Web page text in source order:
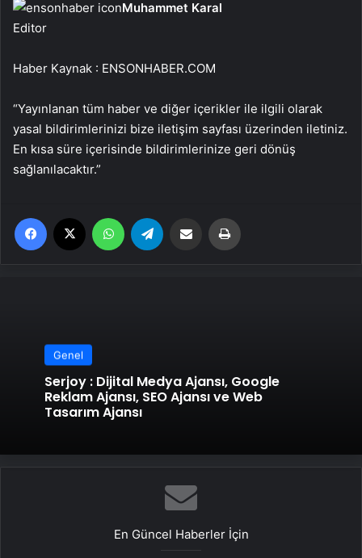
Muhammet Karal
Editor
Haber Kaynak : ENSONHABER.COM
“Yayınlanan tüm haber ve diğer içerikler ile ilgili olarak
yasal bildirimlerinizi bize iletişim sayfası üzerinden iletiniz.
En kısa süre içerisinde bildirimlerinize geri dönüş
sağlanılacaktır.”
Facebook WhatsApp Email'den paylaş
Genel
Serjoy : Dijital Medya Ajansı, Google
Reklam Ajansı, SEO Ajansı ve Web
Tasarım Ajansı
En Güncel Haberler İçin